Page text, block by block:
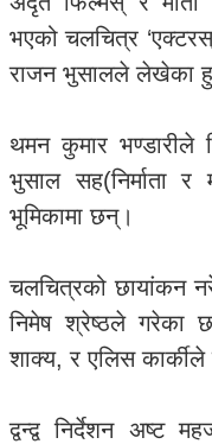
भएको चलचित्र
राजन भुसालले लेखेका
थमन कुमार भण्डारीले
भुसाल सह(निर्माता र
भूमिकामा छन्।
चलचित्रको छायांकन
निमेष श्रेष्ठले गरेका
शाक्य, र एलिस कार्कीले
द्वन्द्व निर्देशन अष्ट